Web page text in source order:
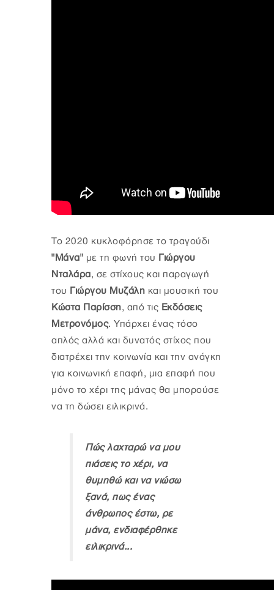
Το 2020 κυκλοφόρησε το τραγούδι
"Μάνα" με τη φωνή του Γιώργου
Νταλάρα, σε στίχους και παραγωγή
του Γιώργου Μυζάλη και μουσική του
Κώστα Παρίσση, από τις Εκδόσεις
Μετρονόμος. Υπάρχει ένας τόσο
απλός αλλά και δυνατός στίχος που
διατρέχει την κοινωνία και την ανάγκη
για κοινωνική επαφή, μια επαφή που
μόνο το χέρι της μάνας θα μπορούσε
να τη δώσει ειλικρινά.
Πώς λαχταρώ να μου
πιάσεις το χέρι, να
θυμηθώ και να νιώσω
ξανά, πως ένας
άνθρωπος έστω, ρε
μάνα, ενδιαφέρθηκε
ειλικρινά...